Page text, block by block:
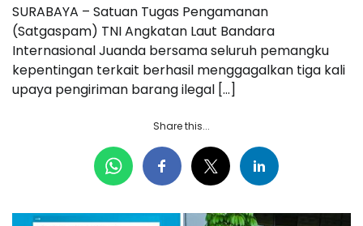
SURABAYA – Satuan Tugas Pengamanan
(Satgaspam) TNI Angkatan Laut Bandara
Internasional Juanda bersama seluruh pemangku
kepentingan terkait berhasil menggagalkan tiga kali
upaya pengiriman barang ilegal […]
Share this...